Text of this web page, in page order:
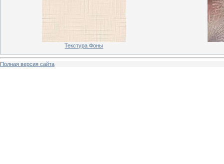
Текстура Фоны
Полная версия сайта